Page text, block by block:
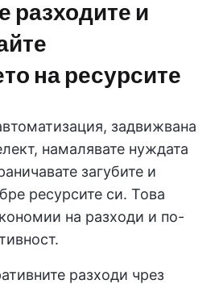
разходите и
на ресурсите
задвижвана
намалявате нуждата
загубите и
ресурсите си. Това
на разходи и по-
разходи чрез